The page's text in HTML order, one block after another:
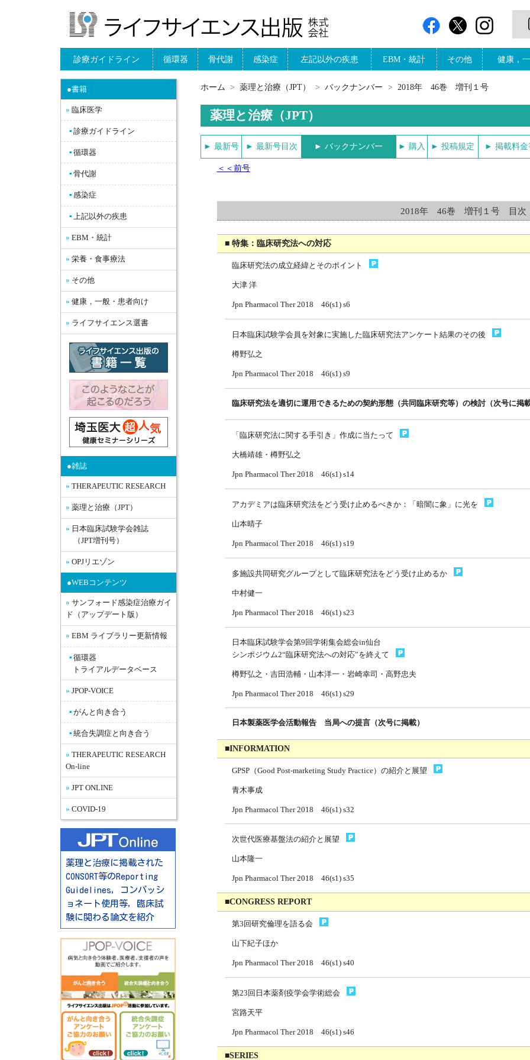
診療ガイドライン 循環器 骨代謝 感染症 左記以外の疾患 EBM・統計 その他 健康，
●書籍
臨床医学
診療ガイドライン
循環器
骨代謝
感染症
上記以外の疾患
EBM・統計
栄養・食事療法
その他
健康，一般・患者向け
ライフサイエンス選書
●雑誌
THERAPEUTIC RESEARCH
薬理と治療（JPT）
日本臨床試験学会雑誌
（JPT増刊号）
OPJリエゾン
●WEBコンテンツ
サンフォード感染症治療ガイ
ド（アップデート版）
EBM ライブラリー更新情報
循環器
トライアルデータベース
JPOP-VOICE
がんと向き合う
統合失調症と向き合う
THERAPEUTIC RESEARCH
On-line
JPT ONLINE
COVID-19
薬理と治療に掲載された
CONSORT等のReporting
Guidelines，コンパッシ
ョネート使用等，臨床試
験に関わる論文を紹介
ホーム 薬理と治療（JPT） バックナンバー 2018年 46巻 増刊１号
薬理と治療（JPT）
► 最新号 ► 最新号目次 ► バックナンバー ► 購入 ► 投稿規定 ► 掲載料金
＜＜前号
2018年 46巻 増刊１号 目次
■ 特集：臨床研究法への対応
臨床研究法の成立経緯とそのポイント
大津 洋
Jpn Pharmacol Ther 2018 46(s1) s6
日本臨床試験学会員を対象に実施した臨床研究法アンケート結果のその後
樽野弘之
Jpn Pharmacol Ther 2018 46(s1) s9
臨床研究法を適切に運用できるための契約形態（共同臨床研究等）の検討（次号に掲
「臨床研究法に関する手引き」作成に当たって
大橋靖雄・樽野弘之
Jpn Pharmacol Ther 2018 46(s1) s14
アカデミアは臨床研究法をどう受け止めるべきか：「暗闇に象」に光を
山本晴子
Jpn Pharmacol Ther 2018 46(s1) s19
多施設共同研究グループとして臨床研究法をどう受け止めるか
中村健一
Jpn Pharmacol Ther 2018 46(s1) s23
日本臨床試験学会第9回学術集会総会in仙台
シンポジウム2“臨床研究法への対応”を終えて
樽野弘之・吉田浩輔・山本洋一・岩崎幸司・高野忠夫
Jpn Pharmacol Ther 2018 46(s1) s29
日本製薬医学会活動報告 当局への提言（次号に掲載）
■INFORMATION
GPSP（Good Post-marketing Study Practice）の紹介と展望
青木事成
Jpn Pharmacol Ther 2018 46(s1) s32
次世代医療基盤法の紹介と展望
山本隆一
Jpn Pharmacol Ther 2018 46(s1) s35
■CONGRESS REPORT
第3回研究倫理を語る会
山下紀子ほか
Jpn Pharmacol Ther 2018 46(s1) s40
第23回日本薬剤疫学会学術総会
宮路天平
Jpn Pharmacol Ther 2018 46(s1) s46
■SERIES